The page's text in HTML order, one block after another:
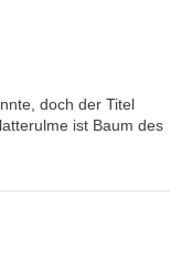
doch der Titel
ist Baum des